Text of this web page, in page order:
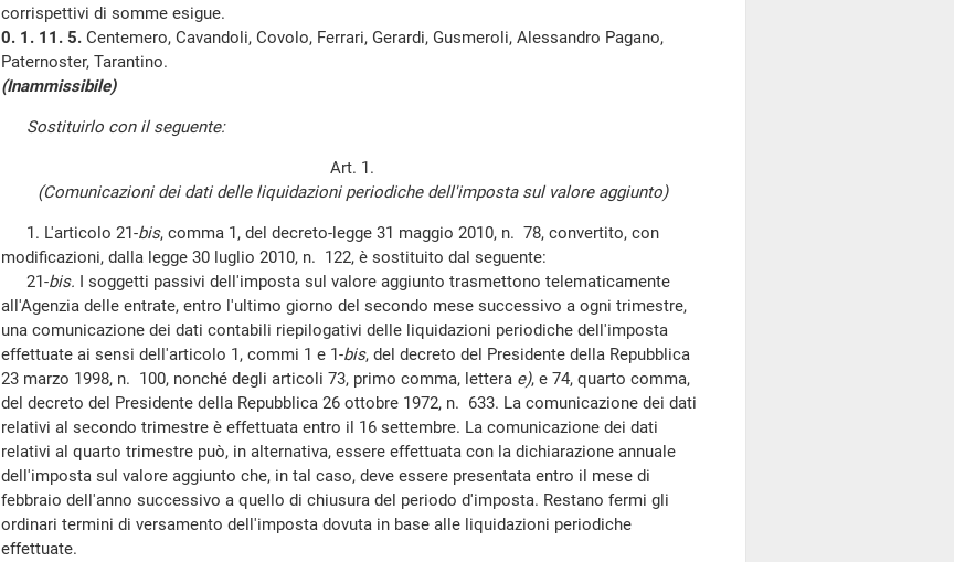
corrispettivi di somme esigue.
0. 1. 11. 5. Centemero, Cavandoli, Covolo, Ferrari, Gerardi, Gusmeroli, Alessandro Pagano,
Paternoster, Tarantino.
(Inammissibile)
Sostituirlo con il seguente:
Art. 1.
(Comunicazioni dei dati delle liquidazioni periodiche dell'imposta sul valore aggiunto)
1. L'articolo 21-bis, comma 1, del decreto-legge 31 maggio 2010, n. 78, convertito, con
modificazioni, dalla legge 30 luglio 2010, n. 122, è sostituito dal seguente:
21-bis. I soggetti passivi dell'imposta sul valore aggiunto trasmettono telematicamente
all'Agenzia delle entrate, entro l'ultimo giorno del secondo mese successivo a ogni trimestre,
una comunicazione dei dati contabili riepilogativi delle liquidazioni periodiche dell'imposta
effettuate ai sensi dell'articolo 1, commi 1 e 1-bis, del decreto del Presidente della Repubblica
23 marzo 1998, n. 100, nonché degli articoli 73, primo comma, lettera e), e 74, quarto comma,
del decreto del Presidente della Repubblica 26 ottobre 1972, n. 633. La comunicazione dei dati
relativi al secondo trimestre è effettuata entro il 16 settembre. La comunicazione dei dati
relativi al quarto trimestre può, in alternativa, essere effettuata con la dichiarazione annuale
dell'imposta sul valore aggiunto che, in tal caso, deve essere presentata entro il mese di
febbraio dell'anno successivo a quello di chiusura del periodo d'imposta. Restano fermi gli
ordinari termini di versamento dell'imposta dovuta in base alle liquidazioni periodiche
effettuate.